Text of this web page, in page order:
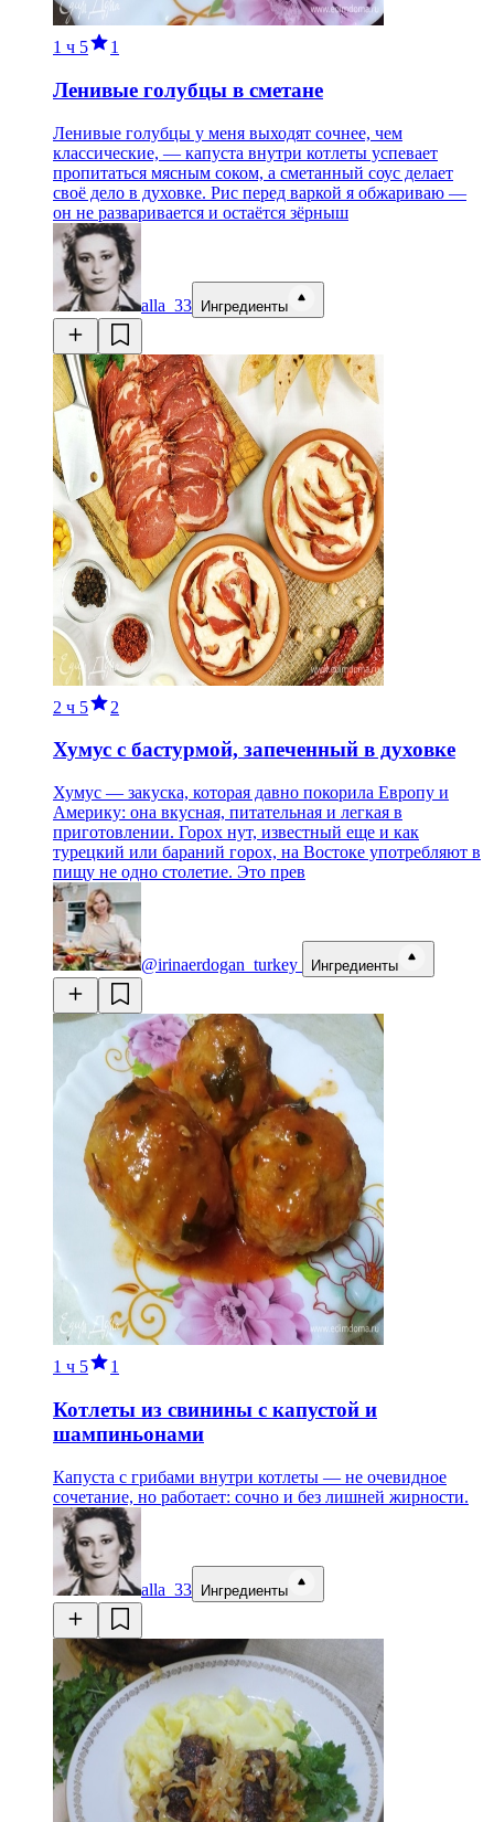
1 ч 5 1
Ленивые голубцы в сметане
Ленивые голубцы у меня выходят сочнее, чем
классические, — капуста внутри котлеты успевает
пропитаться мясным соком, а сметанный соус делает
своё дело в духовке. Рис перед варкой я обжариваю —
он не разваривается и остаётся зёрныш
alla_33 Ингредиенты
2 ч 5 2
Хумус с бастурмой, запеченный в духовке
Хумус — закуска, которая давно покорила Европу и
Америку: она вкусная, питательная и легкая в
приготовлении. Горох нут, известный еще и как
турецкий или бараний горох, на Востоке употребляют в
пищу не одно столетие. Это прев
@irinaerdogan_turkey Ингредиенты
1 ч 5 1
Котлеты из свинины с капустой и
шампиньонами
Капуста с грибами внутри котлеты — не очевидное
сочетание, но работает: сочно и без лишней жирности.
alla_33 Ингредиенты